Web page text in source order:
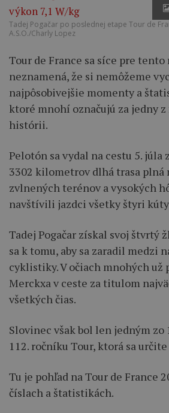
Tadej Pogačar po poslednej etape Tour de
A.S.O./Charly Lopez
Tour de France sa síce pre
neznamená, že si nemôžeme
najpôsobivejšie momenty a
ktoré mnohí označujú za jedny
histórii.
Pelotón sa vydal na cestu 5. júla
3302 kilometrov dlhá trasa plná
zvlnených terénov a vysokých
navštívili jazdci všetky štyri kúty
Tadej Pogačar získal svoj štvrtý
sa k tomu, aby sa zaradil medzi
cyklistiky. V očiach mnohých už
Merckxa v ceste za titulom
všetkých čias.
Slovinec však bol len jedným
112. ročníku Tour, ktorá sa
Tu je pohľad na Tour de France
číslach a štatistikách.